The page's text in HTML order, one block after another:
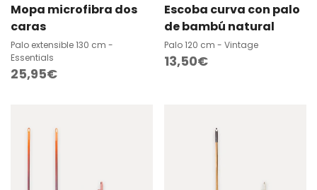
Mopa microfibra dos
caras
Palo extensible 130 cm -
Essentials
Precio
25,95€
Escoba curva con palo
de bambú natural
Palo 120 cm - Vintage
Precio
13,50€